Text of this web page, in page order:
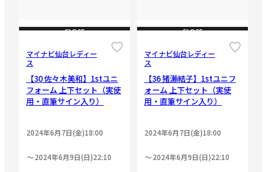
CLOSE
マイナビ仙台レディー
ス
【30 佐々木美和】1stユニ
フォーム 上下セット（実使
用・直筆サイン入り）
2024年6月7日(金)18:00
2024年6月9日(日)22:10
CLOSE
マイナビ仙台レディー
ス
【36 猪瀨結子】1stユニフ
ォーム 上下セット（実使
用・直筆サイン入り）
2024年6月7日(金)18:00
2024年6月9日(日)22:10